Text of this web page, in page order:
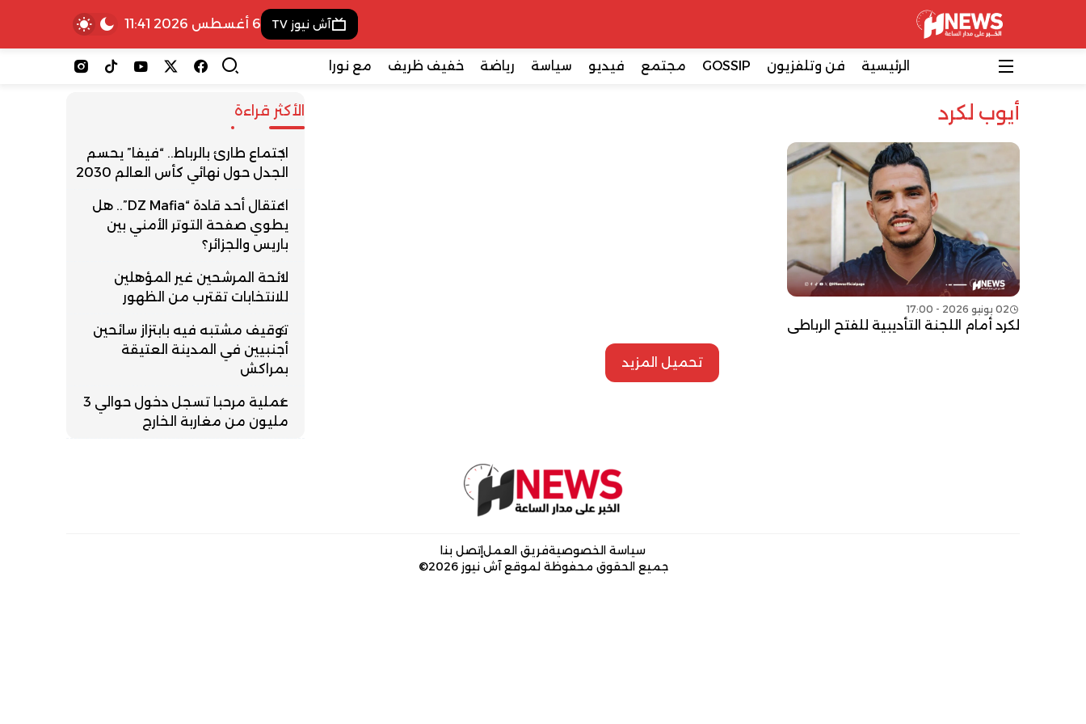
آش نيوز TV 6 أغسطس 2026 11:41
الرئيسية فن وتلفزيون GOSSIP مجتمع فيديو سياسة رياضة خفيف ظريف مع نورا
أيوب لكرد
02 يونيو 2026 - 17:00
لكرد أمام اللجنة التأديبية للفتح الرباطي
تحميل المزيد
الأكثر قراءة
اجتماع طارئ بالرباط.. “فيفا” يحسم
الجدل حول نهائي كأس العالم 2030
اعتقال أحد قادة “DZ Mafia”.. هل
يطوي صفحة التوتر الأمني بين
باريس والجزائر؟
لائحة المرشحين غير المؤهلين
للانتخابات تقترب من الظهور
توقيف مشتبه فيه بابتزاز سائحين
أجنبيين في المدينة العتيقة
بمراكش
عملية مرحبا تسجل دخول حوالي 3
مليون من مغاربة الخارج
سياسة الخصوصيةفريق العملإتصل بنا
جميع الحقوق محفوظة لموقع آش نيوز 2026©